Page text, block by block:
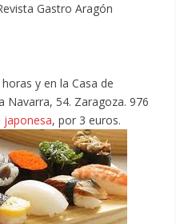
Gastro Aragón
y en la Casa de
Navarra, 54. Zaragoza. 976
japonesa, por 3 euros.